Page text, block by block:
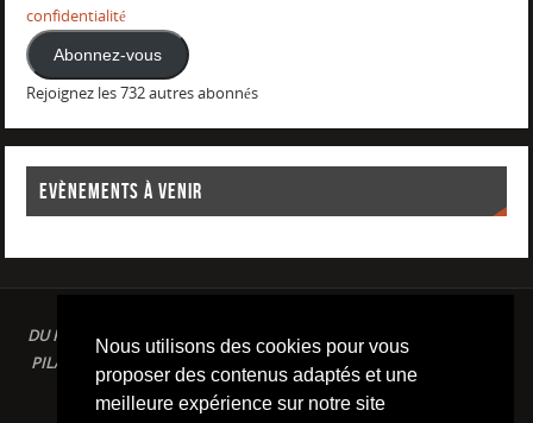
Nous utilisons des cookies pour vous
proposer des contenus adaptés et une
meilleure expérience sur notre site
confidentialité
Abonnez-vous
Rejoignez les 732 autres abonnés
EVÈNEMENTS À VENIR
DU PLAISIR DANS LE SPORT LOISIR A LA COMPETITION : AQUAGYM /
PILATES / STRETCHING / COURSE A PIED / NATATION / TRIATHLON /
TRAILS / YOGA/ RENFORCEMENT MUSCULAIRE
Conditions d'utilisation & Politique de confidentialité